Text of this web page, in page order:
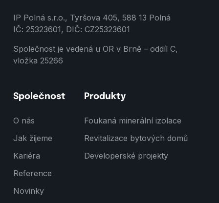
IP Polná s.r.o., Tyršova 405, 588 13 Polná
IČ: 25323601, DIČ: CZ25323601
Společnost je vedená u OR v Brně – oddíl C,
vložka 25266
Společnost
O nás
Jak žijeme
Kariéra
Reference
Novinky
Produkty
Foukaná minerální izolace
Revitalizace bytových domů
Developerské projekty